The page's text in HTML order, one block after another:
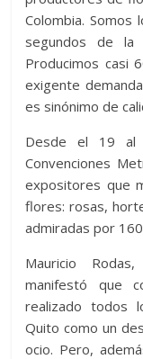
Colombia.
segundos de la
Producimos casi
exigente
es sinónimo de
Desde el 19 al
Convenciones
expositores que
flores: rosas,
admiradas por
Mauricio
manifestó que
realizado todos
Quito como un
ocio. Pero,